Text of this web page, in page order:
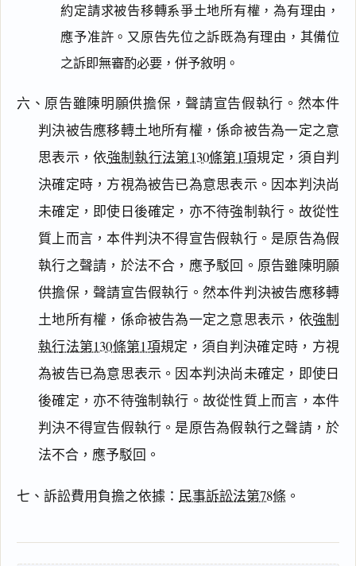
約定請求被告移轉系爭土地所有權，為有理由，
應予准許。又原告先位之訴既為有理由，其備位
之訴即無審酌必要，併予敘明。
六、原告雖陳明願供擔保，聲請宣告假執行。然本件
判決被告應移轉土地所有權，係命被告為一定之意
思表示，依強制執行法第130條第1項規定，須自判
決確定時，方視為被告已為意思表示。因本判決尚
未確定，即使日後確定，亦不待強制執行。故從性
質上而言，本件判決不得宣告假執行。是原告為假
執行之聲請，於法不合，應予駁回。原告雖陳明願
供擔保，聲請宣告假執行。然本件判決被告應移轉
土地所有權，係命被告為一定之意思表示，依強制
執行法第130條第1項規定，須自判決確定時，方視
為被告已為意思表示。因本判決尚未確定，即使日
後確定，亦不待強制執行。故從性質上而言，本件
判決不得宣告假執行。是原告為假執行之聲請，於
法不合，應予駁回。
七、訴訟費用負擔之依據： 民事訴訟法第78條 。
閱讀 研究
搜尋本
文